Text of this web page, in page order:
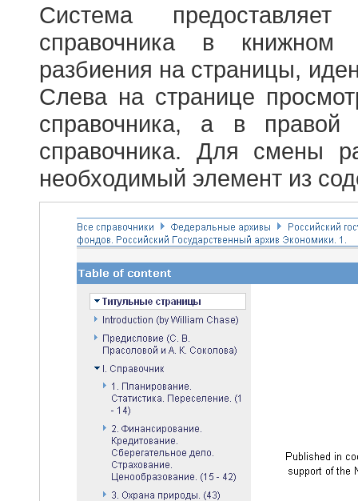
Система
справочника в
разбиения на страницы,
Слева на странице
справочника, а в правой
справочника. Для смены
необходимый элемент из